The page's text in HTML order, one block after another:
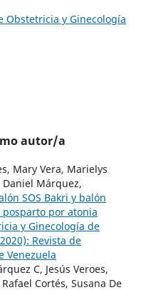
Obstetricia y Ginecología
autor/a
Mary Vera, Marielys
Daniel Márquez,
SOS Bakri y balón
por atonia
y Ginecología de
Revista de
Venezuela
C, Jesús Veroes,
Cortés, Susana De